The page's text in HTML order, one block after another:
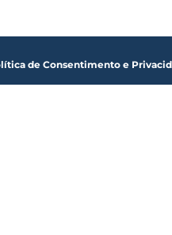
de Consentimento e